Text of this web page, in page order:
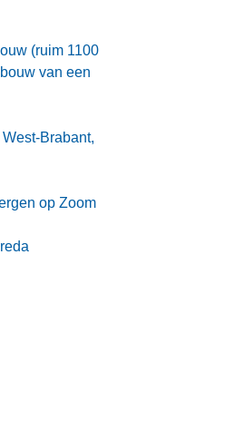
(ruim 1100
van een
Brabant,
op Zoom